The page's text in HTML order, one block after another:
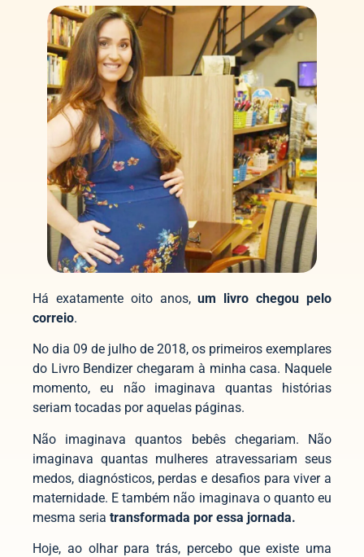
Há exatamente oito anos,um livro chegou pelo
correio.
No dia 09 de julho de 2018, os primeiros exemplares
do Livro Bendizer chegaram à minha casa. Naquele
momento, eu não imaginava quantas histórias
seriam tocadas por aquelas páginas.
Não imaginava quantos bebês chegariam. Não
imaginava quantas mulheres atravessariam seus
medos, diagnósticos, perdas e desafios para viver a
maternidade. E também não imaginava o quanto eu
mesma seria transformada por essa jornada.
Hoje, ao olhar para trás, percebo que existe uma